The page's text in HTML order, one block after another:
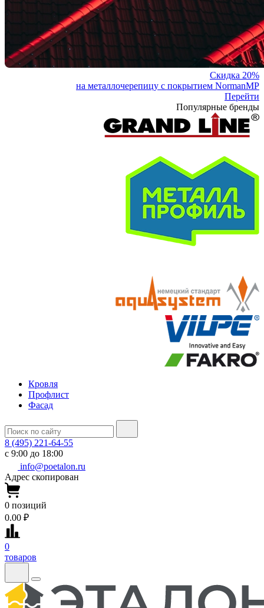
Скидка 20%
на металлочерепицу с покрытием NormanMP
Перейти
Популярные бренды
Кровля
Профлист
Фасад
8 (495) 221-64-55
с 9:00 до 18:00
info@poetalon.ru
Адрес скопирован
0 позиций
0.00 ₽
0
товаров